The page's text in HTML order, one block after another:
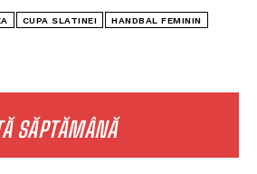
SĂPTĂMÂNĂ
CUPA SLATINEI HANDBAL FEMININ